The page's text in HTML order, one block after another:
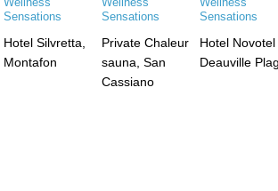
Hotel Silvretta,
Montafon
Private Chaleur
sauna, San
Cassiano
Hotel Novotel
Deauville